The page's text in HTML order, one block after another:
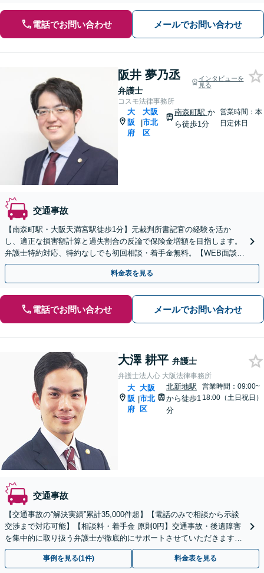
電話でお問い合わせ メールでお問い合わせ
阪井 夢乃丞
弁護士
インタビューを
見る
コスモ法律事務所
大
阪
府
|
大阪
市北
区
南森町駅 か
ら徒歩1分
営業時間：本
日定休日
交通事故
【南森町駅・大阪天満宮駅徒歩1分】元裁判所書記官の経験を活か
し、適正な損害額計算と過失割合の反論で保険金増額を目指します。
弁護士特約対応、特約なしでも初回相談・着手金無料。【WEB面談可
能】
料金表を見る
電話でお問い合わせ メールでお問い合わせ
大澤 耕平 弁護士
弁護士法人心 大阪法律事務所
大
阪
府
|
大阪
市北
区
北新地駅
から徒歩1
分
営業時間：09:00~
18:00（土日祝日）
交通事故
【交通事故の“解決実績”累計35,000件超】【電話のみで相談から示談
交渉まで対応可能】【相談料・着手金 原則0円】交通事故・後遺障害
を集中的に取り扱う弁護士が徹底的にサポートさせていただきます！
相談のみ大歓迎！まずはお気軽にご相談ください
事例を見る(1件) 料金表を見る